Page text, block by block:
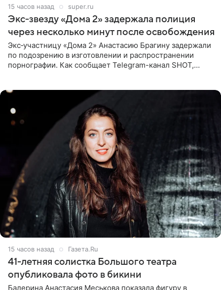
15 часов назад super.ru
Экс‑звезду «Дома 2» задержала полиция
через несколько минут после освобождения
Экс‑участницу «Дома 2» Анастасию Брагину задержали
по подозрению в изготовлении и распространении
порнографии. Как сообщает Telegram-канал SHOT,
15 часов назад Газета.Ru
41-летняя солистка Большого театра
опубликовала фото в бикини
Балерина Анастасия Меськова показала фигуру в